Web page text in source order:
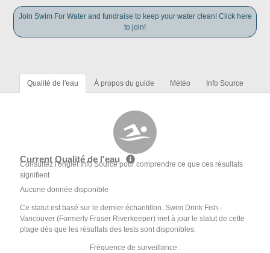
Join Swim For Water and fundraise to keep your water clean! Click here
to join!
Qualité de l'eau À propos du guide Météo Info Source
Current Qualité de l'eau
Consultez l'onglet Info Source pour comprendre ce que ces résultats
signifient
Aucune donnée disponible
Ce statut est basé sur le dernier échantillon. Swim Drink Fish -
Vancouver (Formerly Fraser Riverkeeper) met à jour le statut de cette
plage dès que les résultats des tests sont disponibles.
Fréquence de surveillance :